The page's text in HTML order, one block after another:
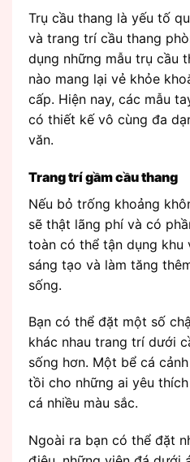
Trụ cầu thang là yếu tố
và trang trí cầu thang
dụng những mẫu trụ cầu
nào mang lại vẻ khỏe
cấp. Hiện nay, các mẫu
có thiết kế vô cùng đa
văn.
Trang trí gầm cầu thang
Nếu bỏ trống khoảng
sẽ thật lãng phí và có
toàn có thể tận dụng khu
sáng tạo và làm tăng
sống.
Bạn có thể đặt một số
khác nhau trang trí dưới
sống hơn. Một bể cá
tồi cho những ai yêu
cá nhiều màu sắc.
Ngoài ra bạn có thể đặt